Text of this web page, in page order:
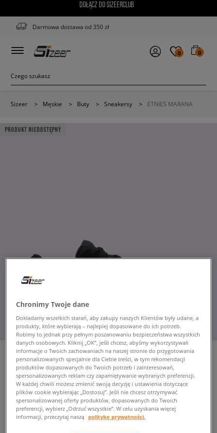
DOŁĄCZ DO SIZEERCLUB
Darmowa dostawa od 350 zł
0 0
Sizeer > Męskie > Buty > Sneakersy > ETNIES MARANA
PRODUKT NIEDOSTĘPNY
ETNIES MARANA
męskie, sneakersy
169,99 zł z VAT
Chronimy Twoje dane
Dokładamy wszelkich starań, aby zakupy naszych Klientów były udane, a
produkty, które wybierają – najlepiej dopasowane do ich potrzeb.
Robimy to jednak przy pełnym poszanowaniu bezpieczeństwa wszystkich
danych osobowych. Kliknij „OK”, jeśli chcesz, abyśmy wykorzystywali
informacje o Twoich zachowaniach na naszej stronie do przygotowania
personalizowanych specjalnie dla Ciebie treści, w tym rekomendacji
produktów dopasowanych do Twoich potrzeb i zainteresowań,
spersonalizowanych reklam czy zapamiętywanie wybranych preferencji.
W każdej chwili możesz zmienić swoją decyzję i ustawienia dotyczące
plików cookie wybierając „Dostosuj”. Jeśli nie chcesz otrzymywać
spersonalizowanej oferty produktów, dopasowanych do Twoich
preferencji, wybierz „Odrzuć wszystkie”. W celu uzyskania więcej
informacji, przeczytaj naszą politykę prywatności.